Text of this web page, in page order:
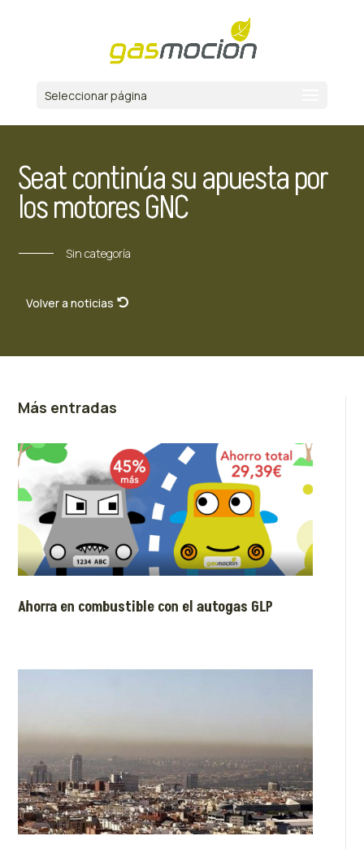
Seleccionar página
Seat continúa su apuesta por
los motores GNC
Sin categoría
Volver a noticias
Más entradas
Ahorra en combustible con el autogas GLP